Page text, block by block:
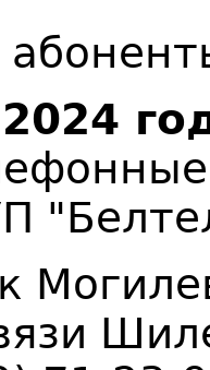
2024